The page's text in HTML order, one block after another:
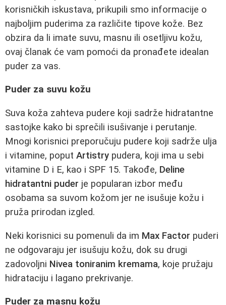
korisničkih iskustava, prikupili smo informacije o
najboljim puderima za različite tipove kože. Bez
obzira da li imate suvu, masnu ili osetljivu kožu,
ovaj članak će vam pomoći da pronađete idealan
puder za vas.
Puder za suvu kožu
Suva koža zahteva pudere koji sadrže hidratantne
sastojke kako bi sprečili isušivanje i perutanje.
Mnogi korisnici preporučuju pudere koji sadrže ulja
i vitamine, poput Artistry pudera, koji ima u sebi
vitamine D i E, kao i SPF 15. Takođe, Deline
hidratantni puder je popularan izbor među
osobama sa suvom kožom jer ne isušuje kožu i
pruža prirodan izgled.
Neki korisnici su pomenuli da im Max Factor puderi
ne odgovaraju jer isušuju kožu, dok su drugi
zadovoljni Nivea toniranim kremama, koje pružaju
hidrataciju i lagano prekrivanje.
Puder za masnu kožu